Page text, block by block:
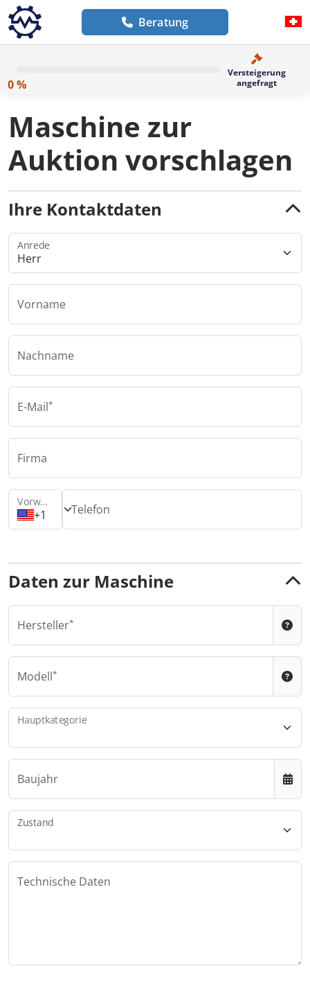
Beratung
0 %
Versteigerung
angefragt
Maschine zur
Auktion vorschlagen
Ihre Kontaktdaten
Anrede
Vorname
Nachname
E-Mail
Firma
Vorwahl
+1 Telefon
Daten zur Maschine
Hersteller
Modell
Hauptkategorie
Baujahr
Zustand
Technische Daten